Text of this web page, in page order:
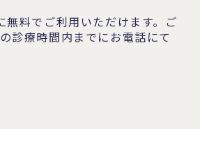
料でご利用いただけます。ご
診療時間内までにお電話にて